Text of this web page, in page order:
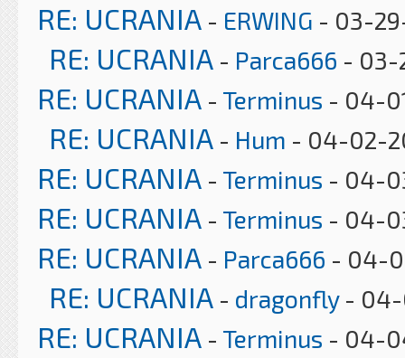
RE: UCRANIA - ERWING - 03-
RE: UCRANIA - Parca666 - 03-
RE: UCRANIA - Terminus - 04-
RE: UCRANIA - Hum - 04-02-
RE: UCRANIA - Terminus - 04-
RE: UCRANIA - Terminus - 04-
RE: UCRANIA - Parca666 - 04-
RE: UCRANIA - dragonfly- 04-
RE: UCRANIA - Terminus - 04-